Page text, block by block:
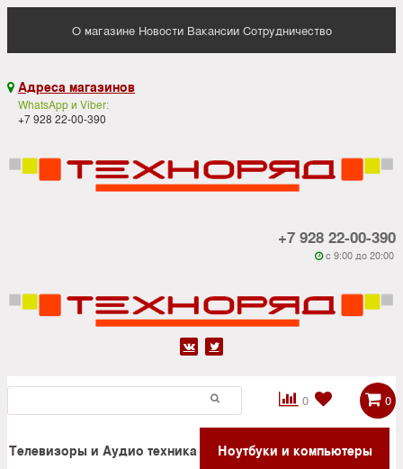
О магазине Новости Вакансии Сотрудничество
 Адреса магазинов
WhatsApp и Viber:
+7 928 22-00-390
+7 928 22-00-390
 c 9:00 до 20:00
 
0

 0
Телевизоры и Аудио техника Ноутбуки и компьютеры